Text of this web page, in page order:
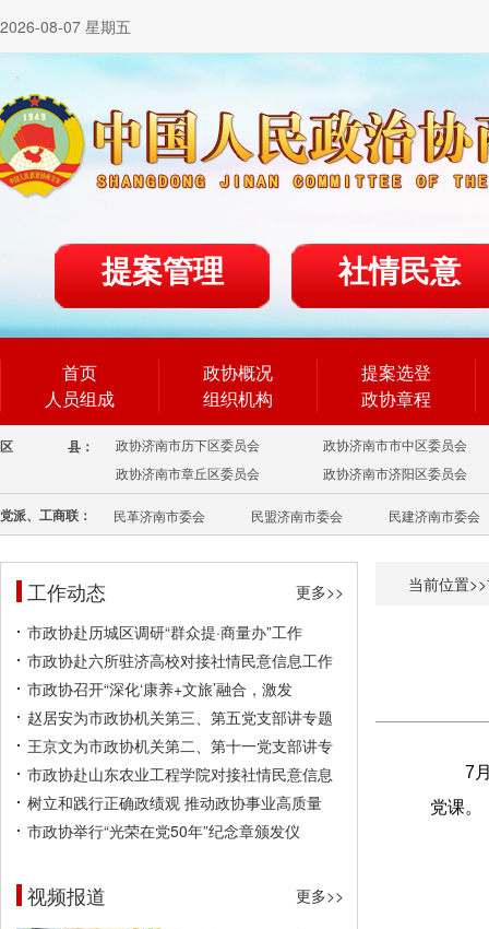
2026-08-07 星期五
提案管理 社情民意
首页
人员组成
政协概况
组织机构
提案选登
政协章程
区 县： 政协济南市历下区委员会
政协济南市市中区委员会
政协济南市章丘区委员会
政协济南市济阳区委员会
党派、工商联： 民革济南市委会 民盟济南市委会 民建济南市委会
工作动态
更多>>
市政协赴历城区调研“群众提·商量办”工作
市政协赴六所驻济高校对接社情民意信息工作
市政协召开“深化‘康养+文旅’融合，激发
赵居安为市政协机关第三、第五党支部讲专题
王京文为市政协机关第二、第十一党支部讲专
市政协赴山东农业工程学院对接社情民意信息
树立和践行正确政绩观 推动政协事业高质量
市政协举行“光荣在党50年”纪念章颁发仪
视频报道 更多>>
当前位置>>
7
党课。